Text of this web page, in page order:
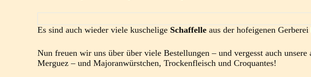
Es sind auch wieder viele kuschelige Schaffelle aus der hofeigenen Gerberei
Nun freuen wir uns über über viele Bestellungen – und vergesst auch
Merguez – und Majoranwürstchen, Trockenfleisch und Croquantes!